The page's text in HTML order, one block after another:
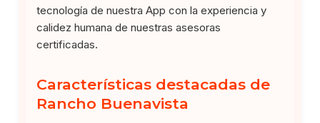
tecnología de nuestra App con la experiencia y
calidez humana de nuestras asesoras
certificadas.
Características destacadas de
Rancho Buenavista